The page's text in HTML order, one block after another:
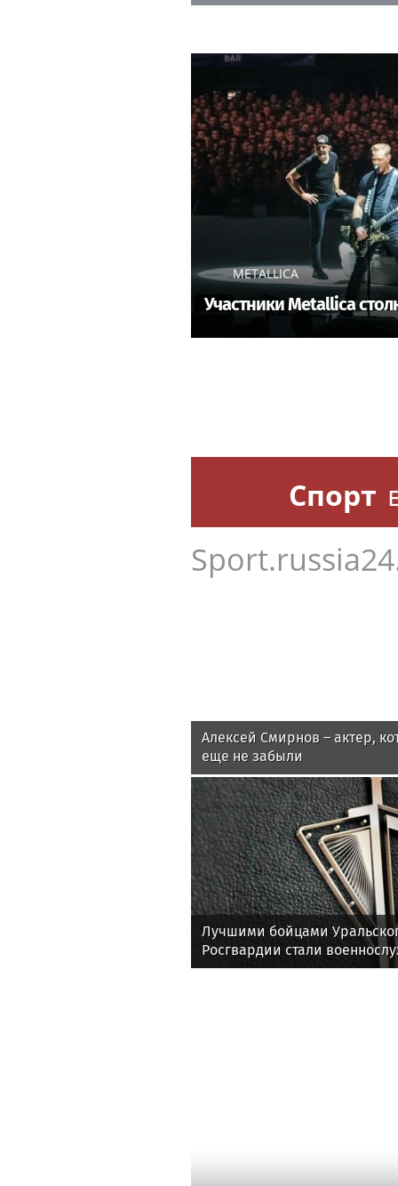
METALLICA
Участники Metallica
Спорт
Алексей Смирнов – актер,
еще не забыли
Лучшими бойцами
Росгвардии стали
соединения по охране